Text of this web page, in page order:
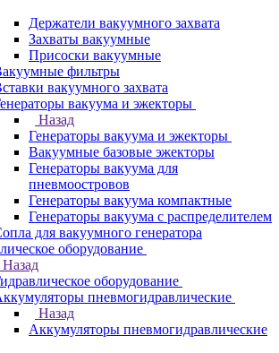
Держатели вакуумного захвата
Захваты вакуумные
Присоски вакуумные
фильтры
вакуумного захвата
вакуума и эжекторы
Назад
Генераторы вакуума и эжекторы
Вакуумные базовые эжекторы
Генераторы вакуума для
пневмоостровов
Генераторы вакуума компактные
Генераторы вакуума с распределителем
для вакуумного генератора
оборудование
Назад
оборудование
пневмогидравлические
Назад
Аккумуляторы пневмогидравлические